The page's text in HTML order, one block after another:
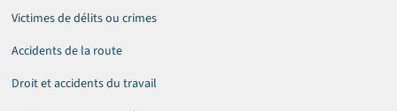
Victimes de délits ou crimes
Accidents de la route
Droit et accidents du travail